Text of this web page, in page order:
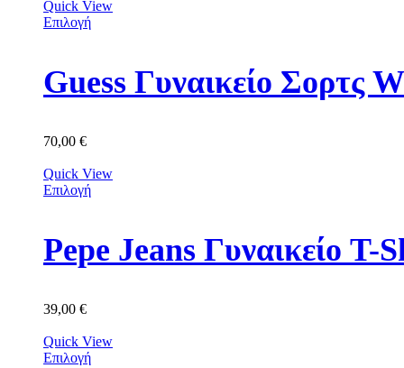
Quick View
Επιλογή
Guess Γυναικείο
70,00 €
Quick View
Επιλογή
Pepe Jeans Γυναικείο
39,00 €
Quick View
Επιλογή